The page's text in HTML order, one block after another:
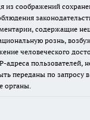
из соображений
содержащие
рознь,
человеческого
адреса пользователей,
переданы по запросу
органы.